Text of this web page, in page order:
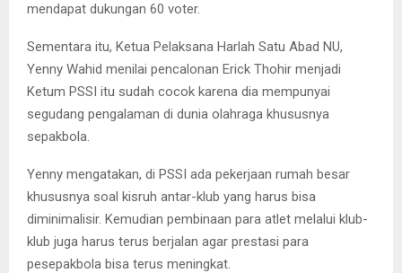
mendapat dukungan 60 voter.
Sementara itu, Ketua Pelaksana Harlah Satu Abad NU,
Yenny Wahid menilai pencalonan Erick Thohir menjadi
Ketum PSSI itu sudah cocok karena dia mempunyai
segudang pengalaman di dunia olahraga khususnya
sepakbola.
Yenny mengatakan, di PSSI ada pekerjaan rumah besar
khususnya soal kisruh antar-klub yang harus bisa
diminimalisir. Kemudian pembinaan para atlet melalui klub-
klub juga harus terus berjalan agar prestasi para
pesepakbola bisa terus meningkat.